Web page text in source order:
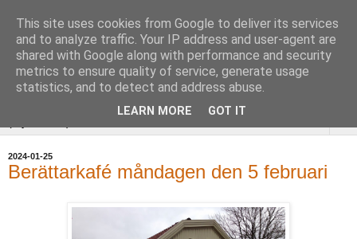
Uddevalla
Hembygdsförening
2024-01-25
Berättarkafé måndagen den 5 februari
This site uses cookies from Google to deliver its services
and to analyze traffic. Your IP address and user-agent are
shared with Google along with performance and security
metrics to ensure quality of service, generate usage
statistics, and to detect and address abuse.
LEARN MORE GOT IT